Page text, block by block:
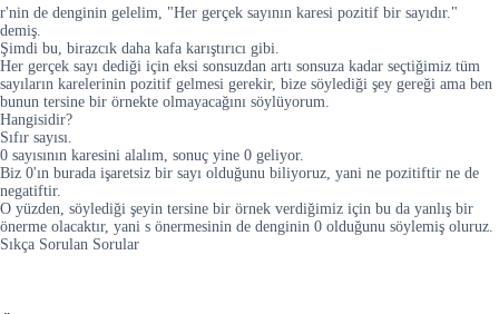
r'nin de denginin gelelim, "Her gerçek sayının karesi pozitif bir sayıdır."
demiş.
Şimdi bu, birazcık daha kafa karıştırıcı gibi.
Her gerçek sayı dediği için eksi sonsuzdan artı sonsuza kadar seçtiğimiz tüm
sayıların karelerinin pozitif gelmesi gerekir, bize söylediği şey gereği ama ben
bunun tersine bir örnekte olmayacağını söylüyorum.
Hangisidir?
Sıfır sayısı.
0 sayısının karesini alalım, sonuç yine 0 geliyor.
Biz 0'ın burada işaretsiz bir sayı olduğunu biliyoruz, yani ne pozitiftir ne de
negatiftir.
O yüzden, söylediği şeyin tersine bir örnek verdiğimiz için bu da yanlış bir
önerme olacaktır, yani s önermesinin de denginin 0 olduğunu söylemiş oluruz.
Sıkça Sorulan Sorular